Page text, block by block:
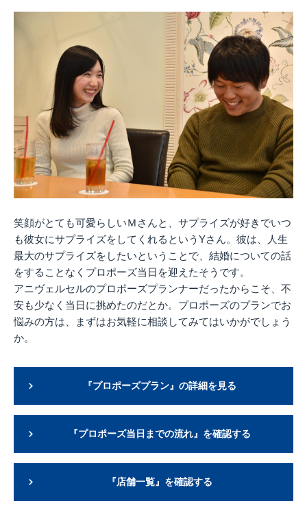
笑顔がとても可愛らしいＭさんと、サプライズが好きでいつ
も彼女にサプライズをしてくれるというYさん。彼は、人生
最大のサプライズをしたいということで、結婚についての話
をすることなくプロポーズ当日を迎えたそうです。
アニヴェルセルのプロポーズプランナーだったからこそ、不
安も少なく当日に挑めたのだとか。プロポーズのプランでお
悩みの方は、まずはお気軽に相談してみてはいかがでしょう
か。
『プロポーズプラン』の詳細を見る
『プロポーズ当日までの流れ』を確認する
『店舗一覧』を確認する